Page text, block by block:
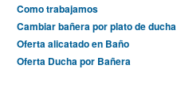
Como trabajamos
Cambiar bañera por plato de ducha
Oferta alicatado en Baño
Oferta Ducha por Bañera